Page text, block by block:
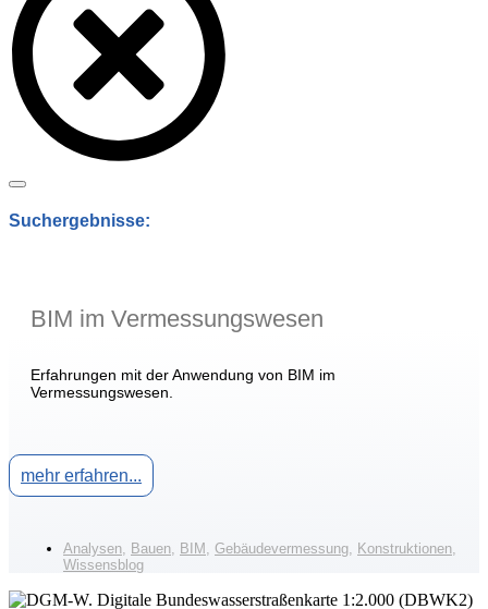
Suchergebnisse:
BIM im Vermessungswesen
Erfahrungen mit der Anwendung von BIM im
Vermessungswesen.
mehr erfahren...
Analysen Bauen BIM Gebäudevermessung Konstruktionen
Wissensblog